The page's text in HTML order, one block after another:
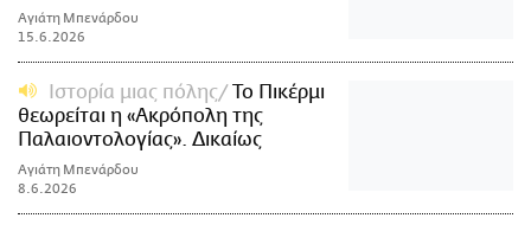
Αγιάτη Μπενάρδου
15.6.2026
Ιστορία μιας πόλης
Το Πικέρμι
θεωρείται η «Ακρόπολη της
Παλαιοντολογίας». Δικαίως
Αγιάτη Μπενάρδου
8.6.2026